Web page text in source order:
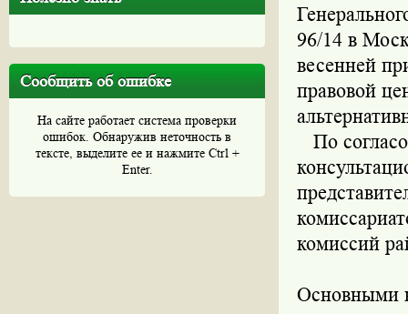
Сообщить об ошибке
На сайте работает система проверки
ошибок. Обнаружив неточность в
тексте, выделите ее и нажмите Ctrl +
Enter.
96/14 в
весенней
правовой
По
комиссий
Основными